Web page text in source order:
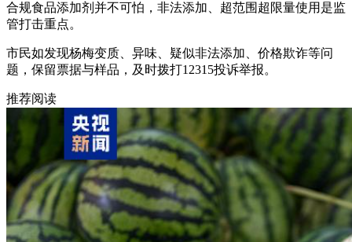
合规食品添加剂并不可怕，非法添加、超范围超限量使用是监
管打击重点。
市民如发现杨梅变质、异味、疑似非法添加、价格欺诈等问
题，保留票据与样品，及时拨打12315投诉举报。
推荐阅读